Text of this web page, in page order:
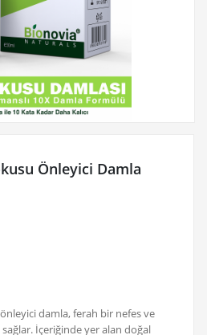
Önleyici Damla
damla, ferah bir nefes ve
İçeriğinde yer alan doğal